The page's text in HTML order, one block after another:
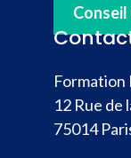
12 Rue de
75014